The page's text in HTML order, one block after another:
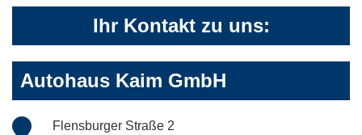
Ihr Kontakt zu uns:
Autohaus Kaim GmbH
Flensburger Straße 2